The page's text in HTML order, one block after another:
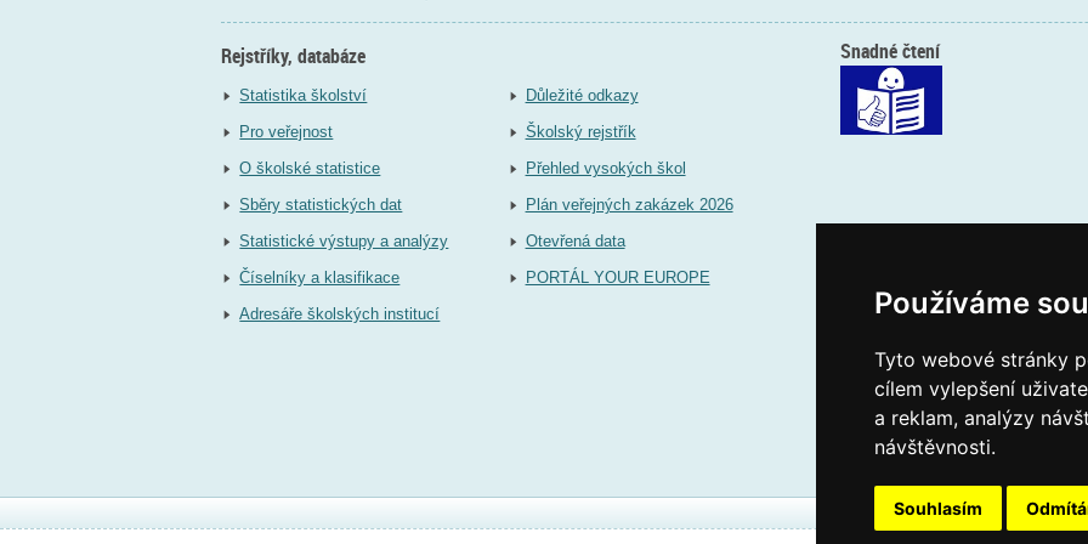
Používáme
Tyto webové stránky
cílem vylepšení
a reklam, analýzy
návštěvnosti.
Souhlasím
Rejstříky, databáze
Statistika školství
Pro veřejnost
O školské statistice
Sběry statistických dat
Statistické výstupy a analýzy
Číselníky a klasifikace
Adresáře školských institucí
Důležité odkazy
Školský rejstřík
Přehled vysokých škol
Plán veřejných zakázek 2026
Otevřená data
PORTÁL YOUR EUROPE
Snadné čtení